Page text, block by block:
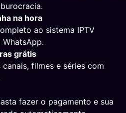
na hora
ao sistema IPTV
grátis
filmes e séries com
fazer o pagamento e sua